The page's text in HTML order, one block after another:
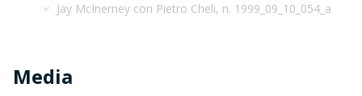
Jay McInerney con Pietro Cheli, n. 1999_09_10_054_a
Media